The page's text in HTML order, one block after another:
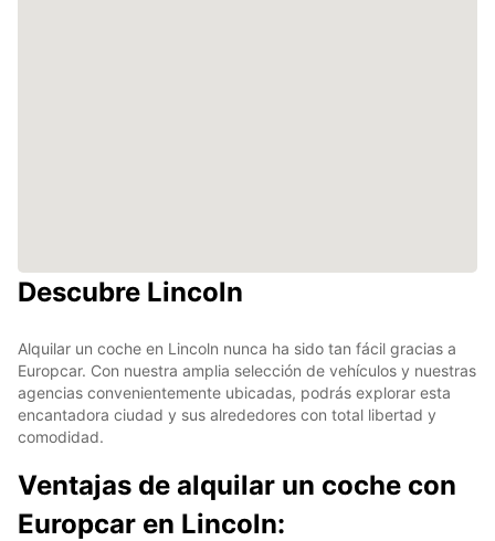
Descubre Lincoln
Alquilar un coche en Lincoln nunca ha sido tan fácil gracias a
Europcar. Con nuestra amplia selección de vehículos y nuestras
agencias convenientemente ubicadas, podrás explorar esta
encantadora ciudad y sus alrededores con total libertad y
comodidad.
Ventajas de alquilar un coche con
Europcar en Lincoln: